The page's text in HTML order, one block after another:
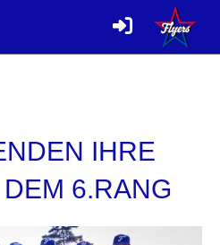
IHRE
6.RANG